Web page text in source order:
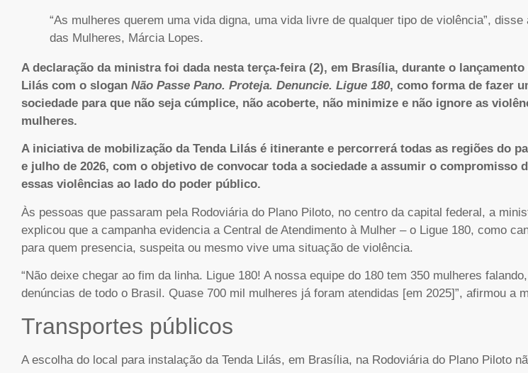
“As mulheres querem uma vida digna, uma vida livre de qualquer tipo de violência”, disse
das Mulheres, Márcia Lopes.
A declaração da ministra foi dada nesta terça-feira (2), em Brasília, durante o lançamento
Lilás com o slogan Não Passe Pano. Proteja. Denuncie. Ligue 180, como forma de fazer
sociedade para que não seja cúmplice, não acoberte, não minimize e não ignore as
mulheres.
A iniciativa de mobilização da Tenda Lilás é itinerante e percorrerá todas as regiões do
e julho de 2026, com o objetivo de convocar toda a sociedade a assumir o compromisso
essas violências ao lado do poder público.
Às pessoas que passaram pela Rodoviária do Plano Piloto, no centro da capital federal, a
explicou que a campanha evidencia a Central de Atendimento à Mulher – o Ligue 180, como
para quem presencia, suspeita ou mesmo vive uma situação de violência.
“Não deixe chegar ao fim da linha. Ligue 180! A nossa equipe do 180 tem 350 mulheres
denúncias de todo o Brasil. Quase 700 mil mulheres já foram atendidas [em 2025]”, afirmou a
Transportes públicos
A escolha do local para instalação da Tenda Lilás, em Brasília, na Rodoviária do Plano Piloto